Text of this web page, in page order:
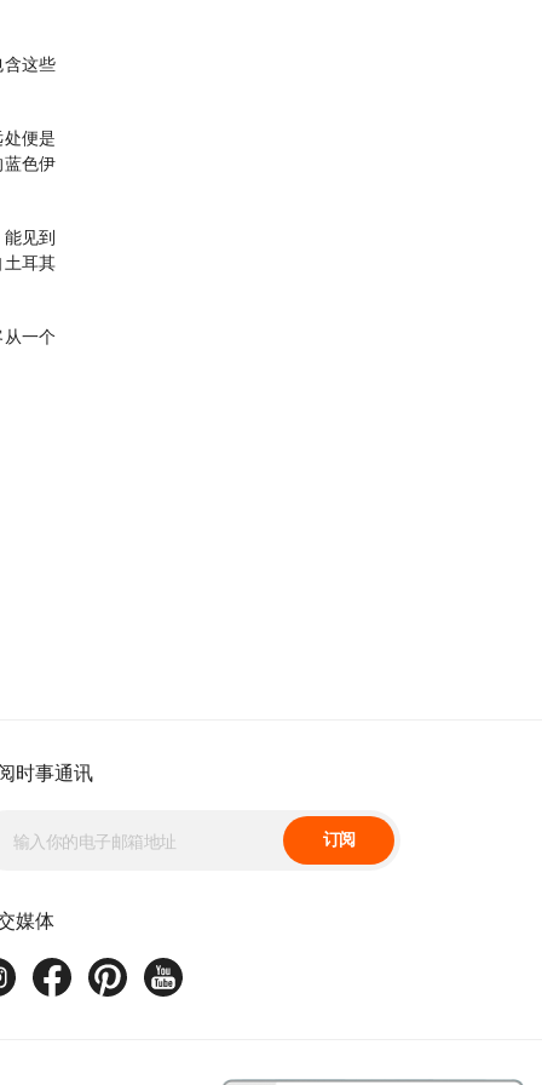
这些
便是
色伊
见到
耳其
一个
时事通讯
订阅
媒体